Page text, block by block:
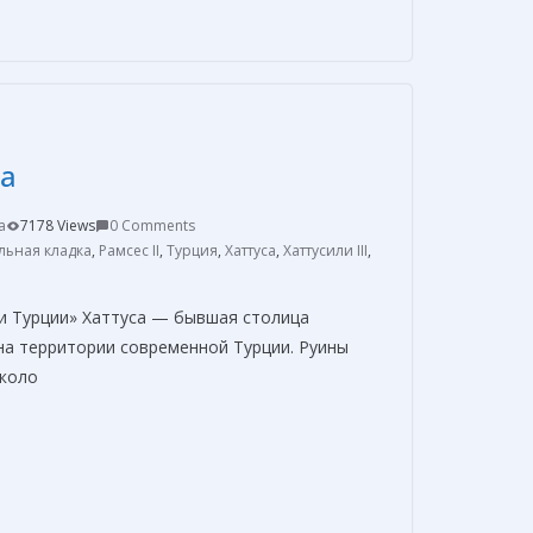
7178 Views
0 Comments
кладка, Рамсес II, Турция, Хаттуса, Хаттусили III,
Турции» Хаттуса — бывшая столица
территории современной Турции. Руины